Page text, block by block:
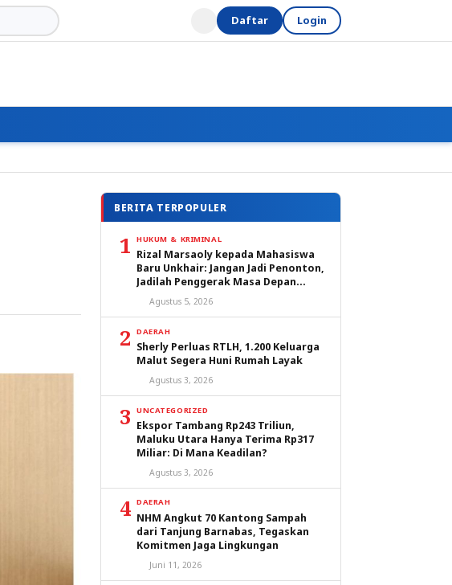
Daftar Login
BERITA TERPOPULER
1 HUKUM & KRIMINAL
Rizal Marsaoly kepada Mahasiswa
Baru Unkhair: Jangan Jadi Penonton,
Jadilah Penggerak Masa Depan
Ternate dan Maluku Utara
Agustus 5, 2026
2 DAERAH
Sherly Perluas RTLH, 1.200 Keluarga
Malut Segera Huni Rumah Layak
Agustus 3, 2026
3 UNCATEGORIZED
Ekspor Tambang Rp243 Triliun,
Maluku Utara Hanya Terima Rp317
Miliar: Di Mana Keadilan?
Agustus 3, 2026
4 DAERAH
NHM Angkut 70 Kantong Sampah
dari Tanjung Barnabas, Tegaskan
Komitmen Jaga Lingkungan
Juni 11, 2026